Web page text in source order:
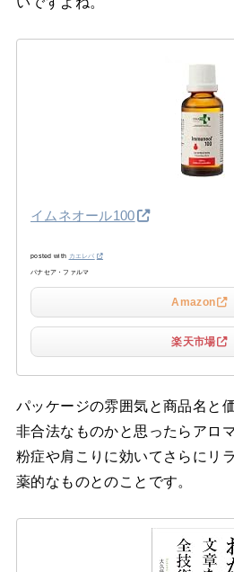
イムネオール100
posted with カエレバ
パナセア・ファルマ
Amazon
楽天市場
パッケージの雰囲気と商品名と
非合法なものかと思ったらアロ
粉症や肩こりに効いてさらにリ
薬的なものとのことです。